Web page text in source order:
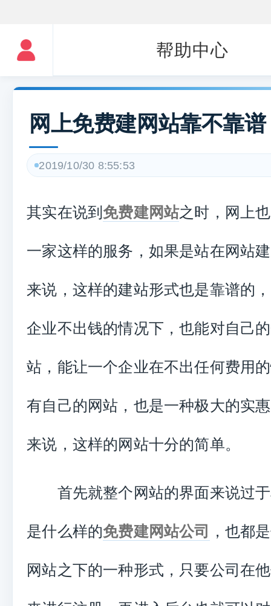
帮助中心
网上免费建网站靠不靠
2019/10/30 8:55:53
其实在说到免费建网站之时，网上
一家这样的服务，如果是站在网站
来说，这样的建站形式也是靠谱的
企业不出钱的情况下，也能对自己
站，能让一个企业在不出任何费用
有自己的网站，也是一种极大的实
来说，这样的网站十分的简单。
首先就整个网站的界面来说过于
是什么样的免费建网站公司 ，也都
网站之下的一种形式，只要公司在